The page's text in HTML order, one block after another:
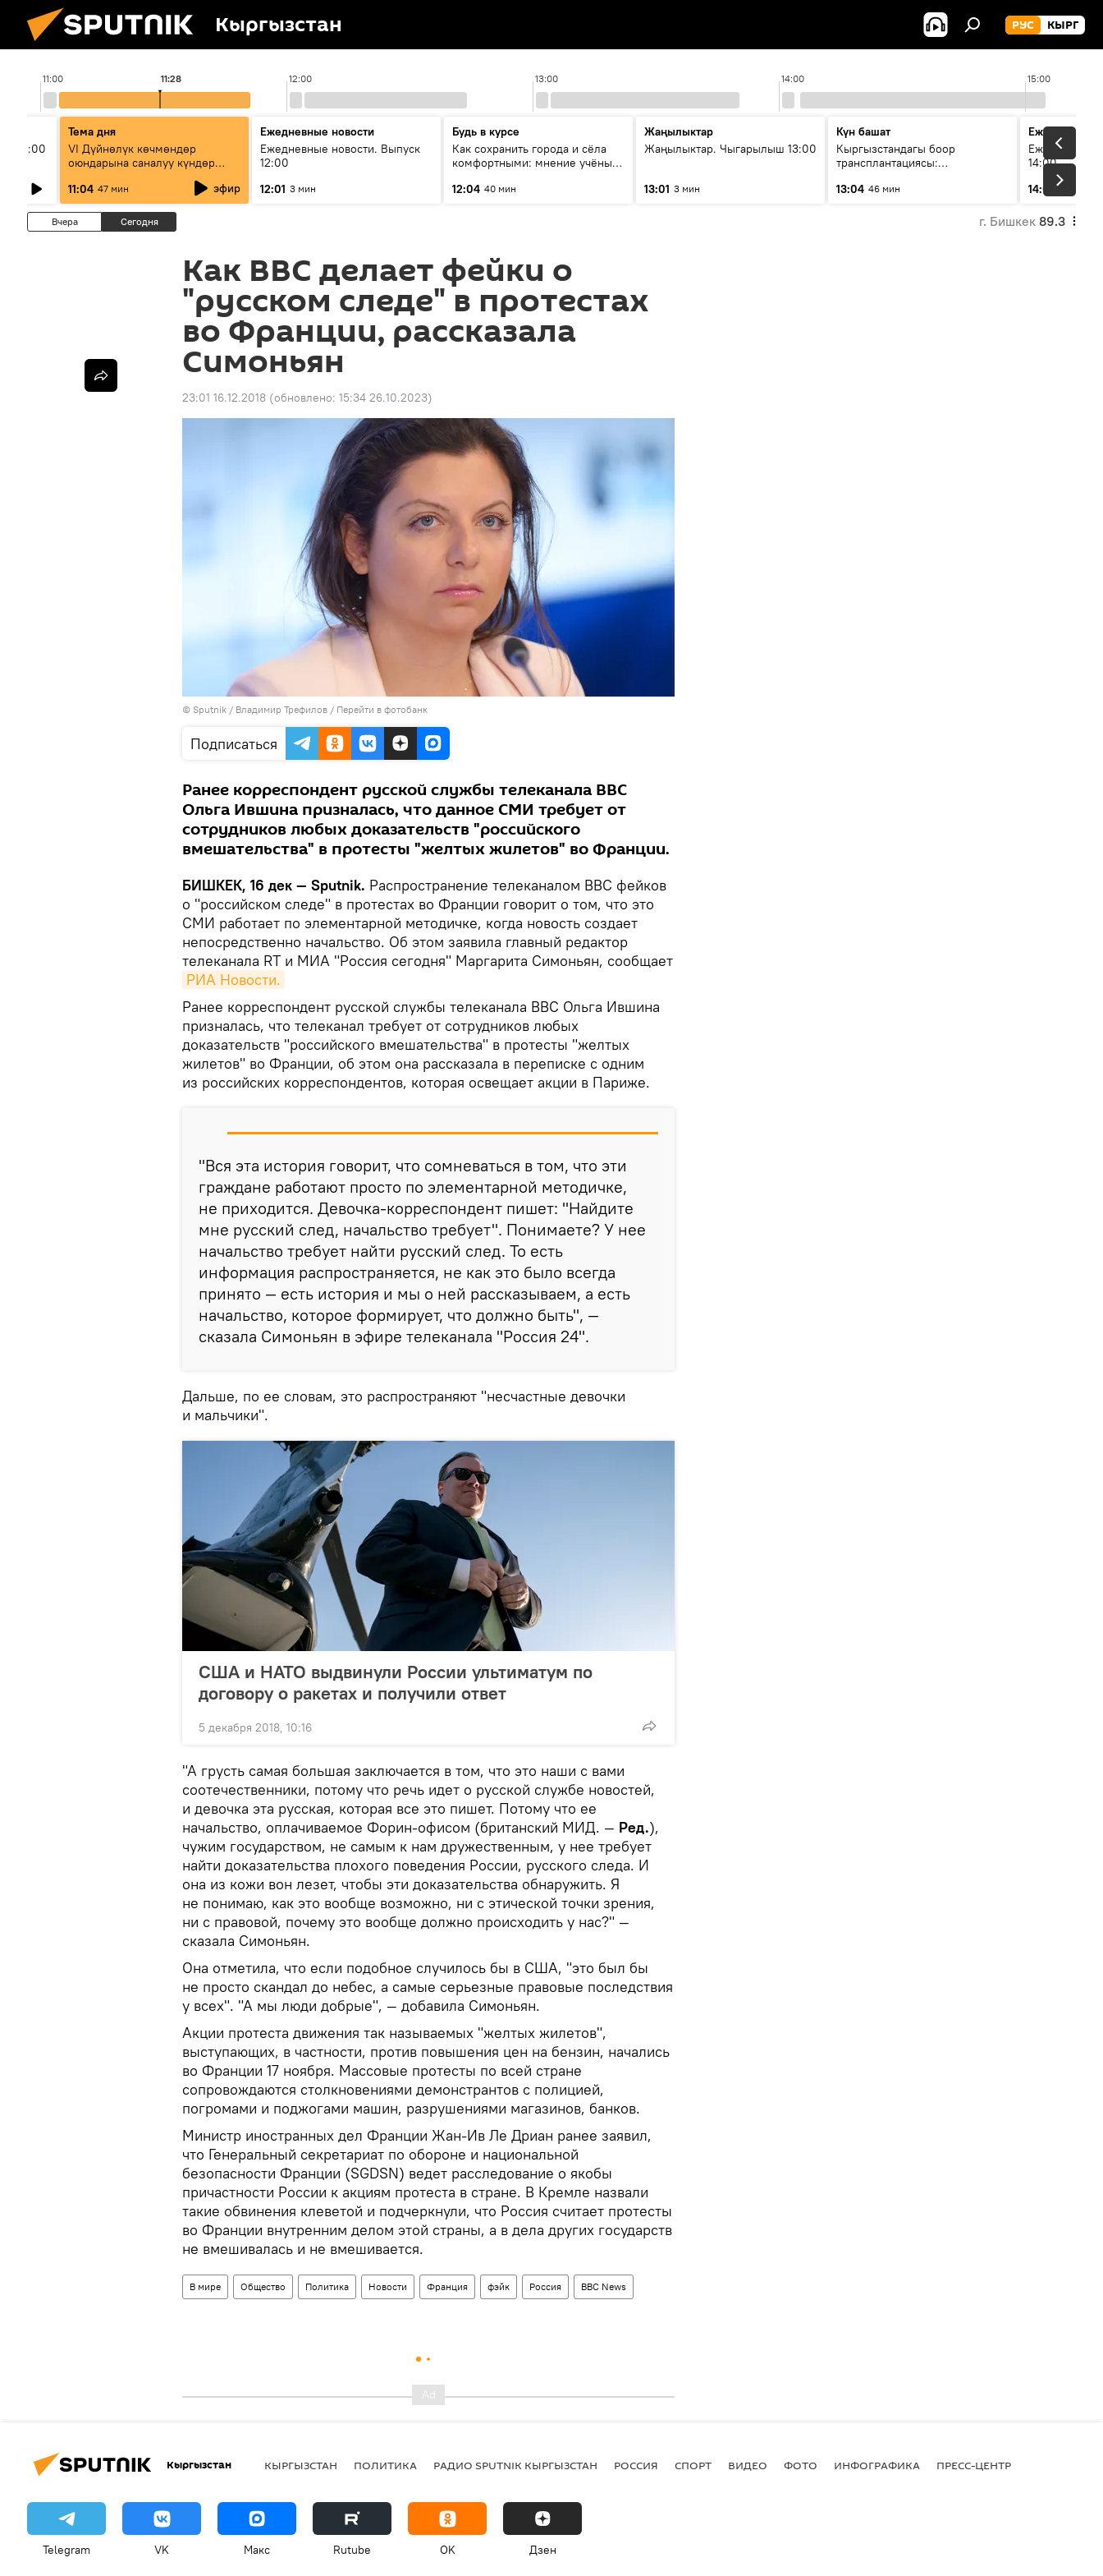
Кыргызстан РУС КЫРГ
11:00 12:00 13:00 14:00 15:00
11:28
11:00
Тема дня
VI Дүйнөлүк көчмөндөр
оюндарына саналуу күндөр
калды: даярдык иштери кайсы
этапка жетти?
11:04 47 мин эфир
Ежедневные новости
Ежедневные новости. Выпуск
12:00
12:01 3 мин
Будь в курсе
Как сохранить города и сёла
комфортными: мнение учёных
12:04 40 мин
Жаңылыктар
Жаңылыктар. Чыгарылыш 13:00
13:01 3 мин
Күн башат
Кыргызстандагы боор
трансплантациясы:
келечеги
13:04 46 мин
Ежедневные
Ежедневные
14:00
14:01
3 мин
Вчера Сегодня г. Бишкек 89.3
Как BBC делает фейки о
"русском следе" в протестах
во Франции, рассказала
Симоньян
23:01 16.12.2018 (обновлено: 15:34 26.10.2023)
© Sputnik / Владимир Трефилов / Перейти в фотобанк
Подписаться
Ранее корреспондент русской службы телеканала BBC
Ольга Ившина призналась, что данное СМИ требует от
сотрудников любых доказательств "российского
вмешательства" в протесты "желтых жилетов" во Франции.
БИШКЕК, 16 дек — Sputnik. Распространение телеканалом BBC фейков
о "российском следе" в протестах во Франции говорит о том, что это
СМИ работает по элементарной методичке, когда новость создает
непосредственно начальство. Об этом заявила главный редактор
телеканала RT и МИА "Россия сегодня" Маргарита Симоньян, сообщает
РИА Новости.
Ранее корреспондент русской службы телеканала BBC Ольга Ившина
призналась, что телеканал требует от сотрудников любых
доказательств "российского вмешательства" в протесты "желтых
жилетов" во Франции, об этом она рассказала в переписке с одним
из российских корреспондентов, которая освещает акции в Париже.
"Вся эта история говорит, что сомневаться в том, что эти
граждане работают просто по элементарной методичке,
не приходится. Девочка-корреспондент пишет: "Найдите
мне русский след, начальство требует". Понимаете? У нее
начальство требует найти русский след. То есть
информация распространяется, не как это было всегда
принято — есть история и мы о ней рассказываем, а есть
начальство, которое формирует, что должно быть", —
сказала Симоньян в эфире телеканала "Россия 24".
Дальше, по ее словам, это распространяют "несчастные девочки
и мальчики".
США и НАТО выдвинули России ультиматум по
договору о ракетах и получили ответ
5 декабря 2018, 10:16
"А грусть самая большая заключается в том, что это наши с вами
соотечественники, потому что речь идет о русской службе новостей,
и девочка эта русская, которая все это пишет. Потому что ее
начальство, оплачиваемое Форин-офисом (британский МИД. — Ред.),
чужим государством, не самым к нам дружественным, у нее требует
найти доказательства плохого поведения России, русского следа. И
она из кожи вон лезет, чтобы эти доказательства обнаружить. Я
не понимаю, как это вообще возможно, ни с этической точки зрения,
ни с правовой, почему это вообще должно происходить у нас?" —
сказала Симоньян.
Она отметила, что если подобное случилось бы в США, "это был бы
не просто скандал до небес, а самые серьезные правовые последствия
у всех". "А мы люди добрые", — добавила Симоньян.
Акции протеста движения так называемых "желтых жилетов",
выступающих, в частности, против повышения цен на бензин, начались
во Франции 17 ноября. Массовые протесты по всей стране
сопровождаются столкновениями демонстрантов с полицией,
погромами и поджогами машин, разрушениями магазинов, банков.
Министр иностранных дел Франции Жан-Ив Ле Дриан ранее заявил,
что Генеральный секретариат по обороне и национальной
безопасности Франции (SGDSN) ведет расследование о якобы
причастности России к акциям протеста в стране. В Кремле назвали
такие обвинения клеветой и подчеркнули, что Россия считает протесты
во Франции внутренним делом этой страны, а в дела других государств
не вмешивалась и не вмешивается.
В мире Общество Политика Новости Франция фэйк Россия BBC News
Кыргызстан КЫРГЫЗСТАН ПОЛИТИКА РАДИО SPUTNIK КЫРГЫЗСТАН РОССИЯ СПОРТ ВИДЕО ФОТО ИНФОГРАФИКА ПРЕСС-ЦЕНТР
Telegram VK Макс Rutube OK Дзен